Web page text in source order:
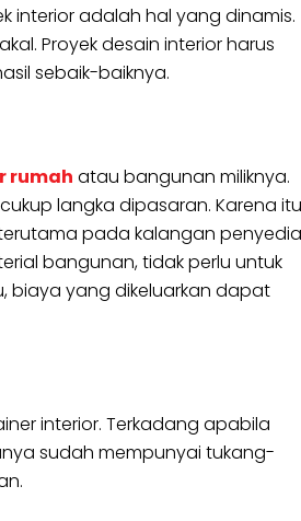
interior adalah hal yang dinamis.
Proyek desain interior harus
sebaik-baiknya.
rumah atau bangunan miliknya.
langka dipasaran. Karena
pada kalangan penyedia
bangunan, tidak perlu untuk
biaya yang dikeluarkan dapat
interior. Terkadang apabila
sudah mempunyai tukang-